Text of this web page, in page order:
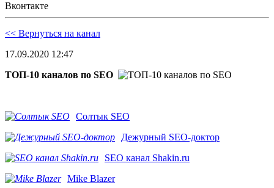
Вконтакте
<< Вернуться на канал
17.09.2020 12:47
ТОП-10 каналов по SEO
Солтык SEO
Дежурный SEO-доктор
SEO канал Shakin.ru
Mike Blazer